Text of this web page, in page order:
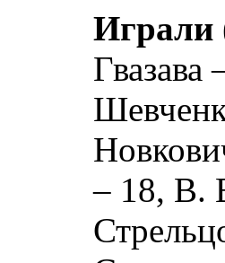
Играли
Гвазава
– 18, В.